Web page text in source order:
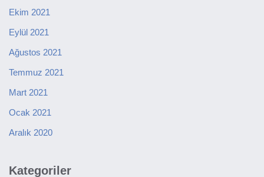
Ekim 2021
Eylül 2021
Ağustos 2021
Temmuz 2021
Mart 2021
Ocak 2021
Aralık 2020
Kategoriler